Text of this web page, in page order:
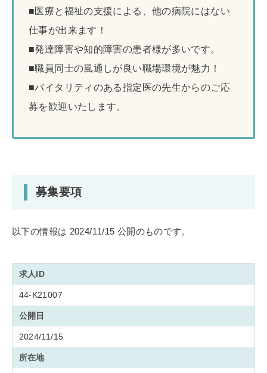
■医療と福祉の支援による、他の病院にはない
仕事が出来ます！
■発達障害や知的障害の患者様が多いです。
■職員同士の風通しが良い職場環境が魅力！
■バイタリティのある指定医の先生からのご応
募を歓迎いたします。
募集要項
以下の情報は 2024/11/15 公開のものです。
求人ID
44-K21007
公開日
2024/11/15
所在地